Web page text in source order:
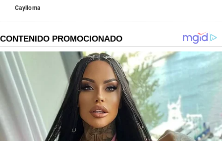
Caylloma